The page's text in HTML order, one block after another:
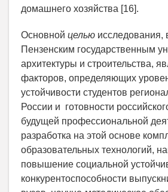
домашнего хозяйства [16].
Основной целью исследования,
Пензенским государственным
архитектуры и строительства,
факторов, определяющих
устойчивости студентов
России и готовности
будущей профессиональной
разработка на этой основе
образовательных технологий,
повышение социальной
конкурентоспособности